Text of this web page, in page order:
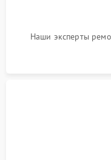
Наши эксперты